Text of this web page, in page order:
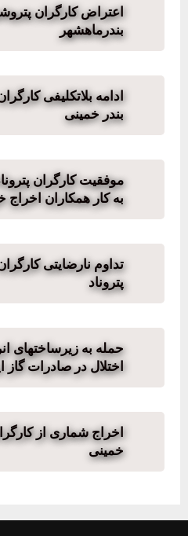
اعتراض کارگران
بندرماهشهر
ادامه بلاتکلیفی
بندر خمینی
موفقیت کارگران
به کار همکاران اخراج
تداوم نارضایتی
پتروناد
حمله به زیرساختهای
اختلال در صادرات گاز
اخراج شماری از
خمینی